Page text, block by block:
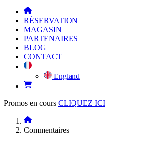
RÉSERVATION
MAGASIN
PARTENAIRES
BLOG
CONTACT
England
Promos en cours CLIQUEZ ICI
Commentaires